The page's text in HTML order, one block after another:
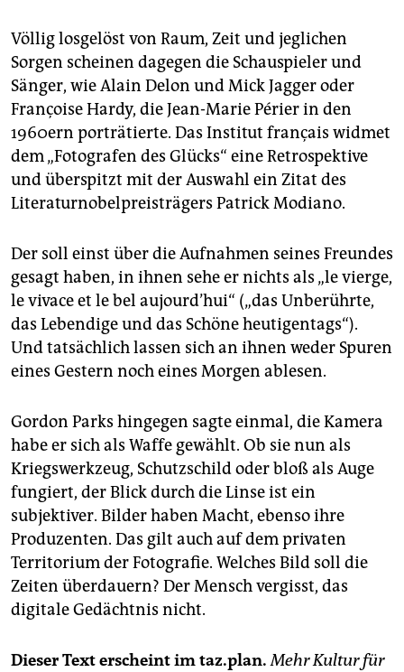
Völlig losgelöst von Raum, Zeit und jeglichen
Sorgen scheinen dagegen die Schauspieler und
Sänger, wie Alain Delon und Mick Jagger oder
Françoise Hardy, die Jean-Marie Périer in den
1960ern porträtierte. Das Institut français widmet
dem „Fotografen des Glücks“ eine Retrospektive
und überspitzt mit der Auswahl ein Zitat des
Literaturnobelpreisträgers Patrick Modiano.
Der soll einst über die Aufnahmen seines Freundes
gesagt haben, in ihnen sehe er nichts als „le vierge,
le vivace et le bel aujourd’hui“ („das Unberührte,
das Lebendige und das Schöne heutigentags“).
Und tatsächlich lassen sich an ihnen weder Spuren
eines Gestern noch eines Morgen ablesen.
Gordon Parks hingegen sagte einmal, die Kamera
habe er sich als Waffe gewählt. Ob sie nun als
Kriegswerkzeug, Schutzschild oder bloß als Auge
fungiert, der Blick durch die Linse ist ein
subjektiver. Bilder haben Macht, ebenso ihre
Produzenten. Das gilt auch auf dem privaten
Territorium der Fotografie. Welches Bild soll die
Zeiten überdauern? Der Mensch vergisst, das
digitale Gedächtnis nicht.
Dieser Text erscheint im taz.plan.Mehr Kultur für